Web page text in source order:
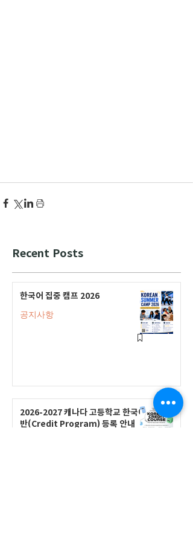
Recent Posts
한국어 집중 캠프 2026
공지사항
2026-2027 캐나다 고등학교 한국어
반(Credit Program) 등록 안내